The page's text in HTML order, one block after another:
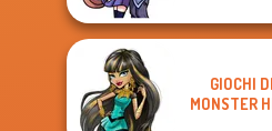
GIOCHI DI
MONSTER